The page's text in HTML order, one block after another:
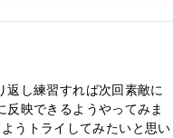
し練習すれば次回素敵に
映できるようやってみま
うトライしてみたいと思い